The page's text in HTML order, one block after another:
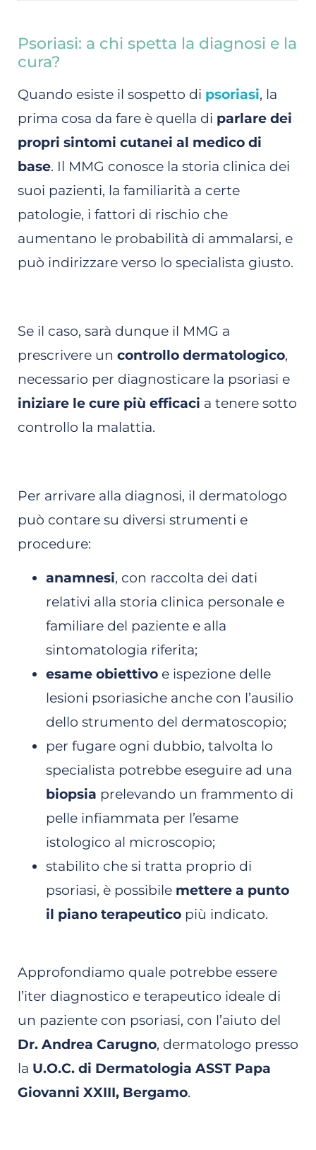
Psoriasi: a chi spetta la diagnosi e la
cura?
Quando esiste il sospetto di psoriasi, la
prima cosa da fare è quella di parlare dei
propri sintomi cutanei al medico di
base. Il MMG conosce la storia clinica dei
suoi pazienti, la familiarità a certe
patologie, i fattori di rischio che
aumentano le probabilità di ammalarsi, e
può indirizzare verso lo specialista giusto.
Se il caso, sarà dunque il MMG a
prescrivere un controllo dermatologico,
necessario per diagnosticare la psoriasi e
iniziare le cure più efficaci a tenere sotto
controllo la malattia.
Per arrivare alla diagnosi, il dermatologo
può contare su diversi strumenti e
procedure:
anamnesi, con raccolta dei dati
relativi alla storia clinica personale e
familiare del paziente e alla
sintomatologia riferita;
esame obiettivo e ispezione delle
lesioni psoriasiche anche con l’ausilio
dello strumento del dermatoscopio;
per fugare ogni dubbio, talvolta lo
specialista potrebbe eseguire ad una
biopsia prelevando un frammento di
pelle infiammata per l’esame
istologico al microscopio;
stabilito che si tratta proprio di
psoriasi, è possibile mettere a punto
il piano terapeutico più indicato.
Approfondiamo quale potrebbe essere
l’iter diagnostico e terapeutico ideale di
un paziente con psoriasi, con l’aiuto del
Dr. Andrea Carugno, dermatologo presso
la U.O.C. di Dermatologia ASST Papa
Giovanni XXIII, Bergamo.